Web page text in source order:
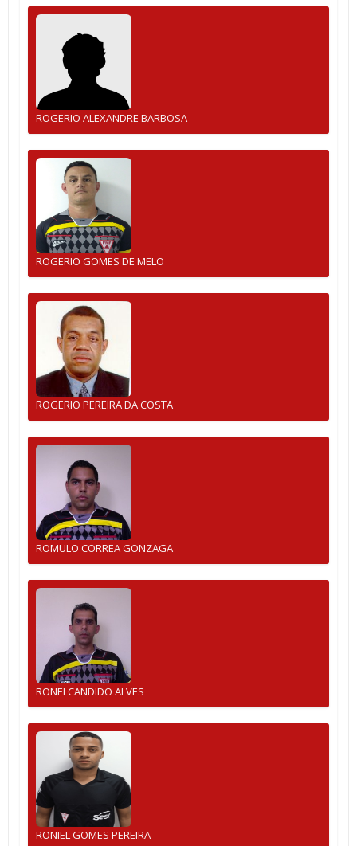
ROGERIO ALEXANDRE BARBOSA
ROGERIO GOMES DE MELO
ROGERIO PEREIRA DA COSTA
ROMULO CORREA GONZAGA
RONEI CANDIDO ALVES
RONIEL GOMES PEREIRA